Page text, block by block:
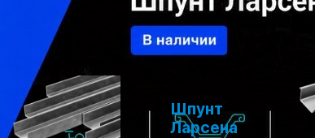
Шпунт
Ларсена